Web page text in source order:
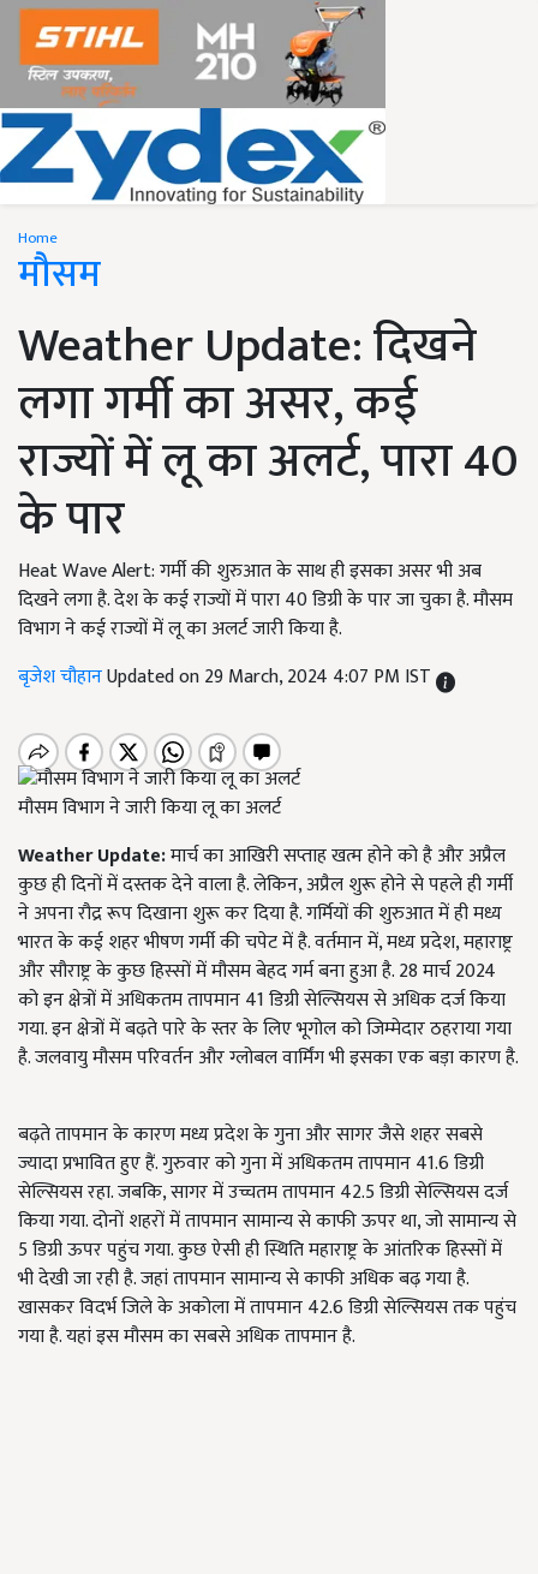
Home
मौसम
Weather Update: दिखने
लगा गर्मी का असर, कई
राज्यों में लू का अलर्ट, पारा 40
के पार
Heat Wave Alert: गर्मी की शुरुआत के साथ ही इसका असर भी अब
दिखने लगा है. देश के कई राज्यों में पारा 40 डिग्री के पार जा चुका है. मौसम
विभाग ने कई राज्यों में लू का अलर्ट जारी किया है.
बृजेश चौहानUpdated on 29 March, 2024 4:07 PM IST
मौसम विभाग ने जारी किया लू का अलर्ट
Weather Update:मार्च का आखिरी सप्ताह खत्म होने को है और अप्रैल
कुछ ही दिनों में दस्तक देने वाला है. लेकिन, अप्रैल शुरू होने से पहले ही गर्मी
ने अपना रौद्र रूप दिखाना शुरू कर दिया है. गर्मियों की शुरुआत में ही मध्य
भारत के कई शहर भीषण गर्मी की चपेट में है. वर्तमान में, मध्य प्रदेश, महाराष्ट्र
और सौराष्ट्र के कुछ हिस्सों में मौसम बेहद गर्म बना हुआ है. 28 मार्च 2024
को इन क्षेत्रों में अधिकतम तापमान 41 डिग्री सेल्सियस से अधिक दर्ज किया
गया. इन क्षेत्रों में बढ़ते पारे के स्तर के लिए भूगोल को जिम्मेदार ठहराया गया
है. जलवायु मौसम परिवर्तन और ग्लोबल वार्मिंग भी इसका एक बड़ा कारण है.
बढ़ते तापमान के कारण मध्य प्रदेश के गुना और सागर जैसे शहर सबसे
ज्यादा प्रभावित हुए हैं. गुरुवार को गुना में अधिकतम तापमान 41.6 डिग्री
सेल्सियस रहा. जबकि, सागर में उच्चतम तापमान 42.5 डिग्री सेल्सियस दर्ज
किया गया. दोनों शहरों में तापमान सामान्य से काफी ऊपर था, जो सामान्य से
5 डिग्री ऊपर पहुंच गया. कुछ ऐसी ही स्थिति महाराष्ट्र के आंतरिक हिस्सों में
भी देखी जा रही है. जहां तापमान सामान्य से काफी अधिक बढ़ गया है.
खासकर विदर्भ जिले के अकोला में तापमान 42.6 डिग्री सेल्सियस तक पहुंच
गया है. यहां इस मौसम का सबसे अधिक तापमान है.